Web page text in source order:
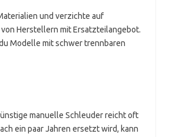
und verzichte auf
Herstellern mit Ersatzteilangebot.
Modelle mit schwer trennbaren
manuelle Schleuder reicht oft
ein paar Jahren ersetzt wird, kann